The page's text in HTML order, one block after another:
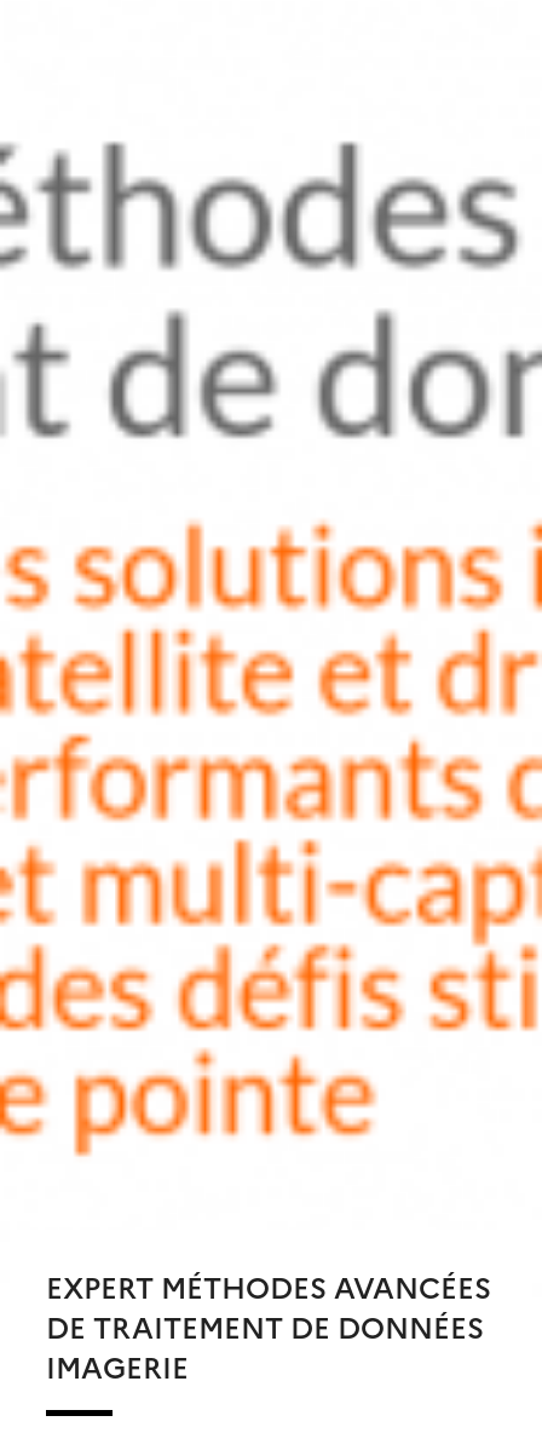
EXPERT MÉTHODES AVANCÉES
DE TRAITEMENT DE DONNÉES
IMAGERIE